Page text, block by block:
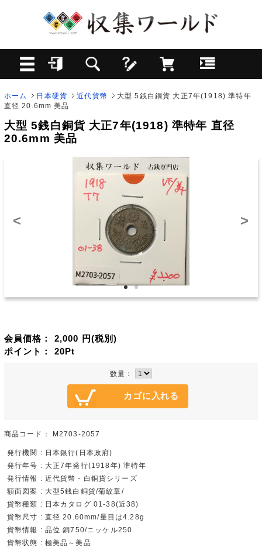
ホーム 日本硬貨 近代貨幣
大型 5銭白銅貨 大正7年(1918) 準特年
直径 20.6mm 美品
大型 5銭白銅貨 大正7年(1918) 準特年 直径
20.6mm 美品
< >
会員価格： 2,000 円(税別)
ポイント： 20Pt
数量：
商品コード： M2703-2057
発行機関 : 日本銀行(日本政府)
発行年号 : 大正7年発行(1918年) 準特年
発行情報 : 近代貨幣・白銅貨シリーズ
額面図案 : 大型5銭白銅貨/菊紋章/
貨幣種類 : 日本カタログ 01-38(近38)
貨幣尺寸 : 直径 20.60mm/量目は4.28g
貨幣情報 : 品位 銅750/ニッケル250
貨幣状態 : 極美品～美品